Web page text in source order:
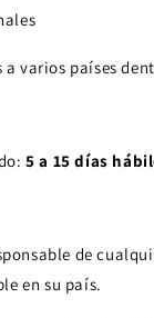
a varios países
5 a 15 días
de
en su país.